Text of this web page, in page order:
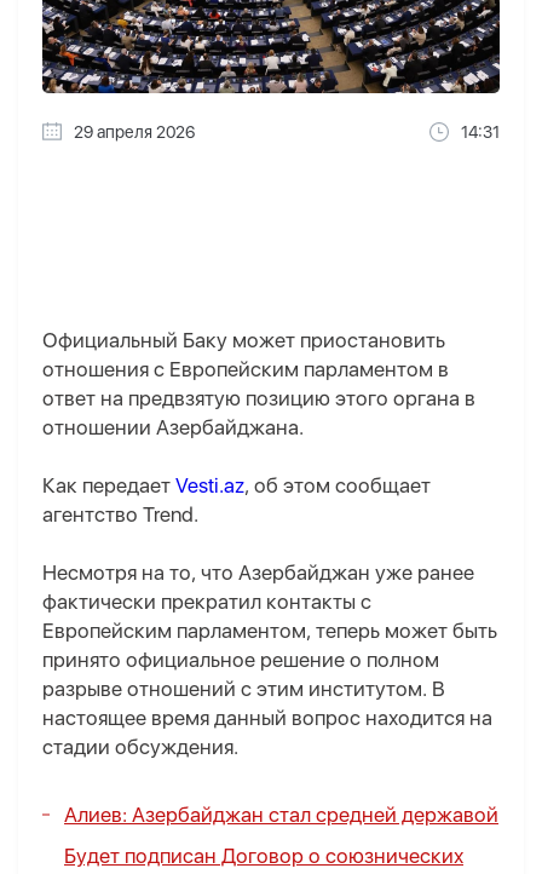
29 апреля 2026 14:31
Официальный Баку может приостановить
отношения с Европейским парламентом в
ответ на предвзятую позицию этого органа в
отношении Азербайджана.
Как передает Vesti.az, об этом сообщает
агентство Trend.
Несмотря на то, что Азербайджан уже ранее
фактически прекратил контакты с
Европейским парламентом, теперь может быть
принято официальное решение о полном
разрыве отношений с этим институтом. В
настоящее время данный вопрос находится на
стадии обсуждения.
Алиев: Азербайджан стал средней державой
Будет подписан Договор о союзнических